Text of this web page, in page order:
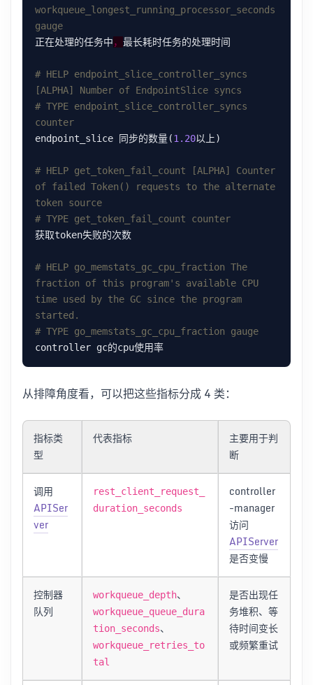
workqueue_longest_running_processor_seconds
gauge
正在处理的任务中，
# HELP endpoint_slice_controller_syncs
[ALPHA] Number of EndpointSlice syncs
# TYPE endpoint_slice_controller_syncs
counter
endpoint_slice 同步的数量(1.20
# HELP get_token_fail_count [ALPHA] Counter
of failed Token() requests to the alternate
token source
# TYPE get_token_fail_count counter
# HELP go_memstats_gc_cpu_fraction The
fraction of this program's available CPU
time used by the GC since the program
started.
# TYPE go_memstats_gc_cpu_fraction gauge
从排障角度看，可以把这些指标分成 4 类：
指标类
型
代表指标
主要用于判
断
调用
APISer
ver
rest_client_request_
duration_seconds
controller
-manager
访问
APIServer
是否变慢
控制器
队列
workqueue_depth、
workqueue_queue_dura
tion_seconds、
workqueue_retries_to
tal
是否出现任
务堆积、等
待时间变长
或频繁重试